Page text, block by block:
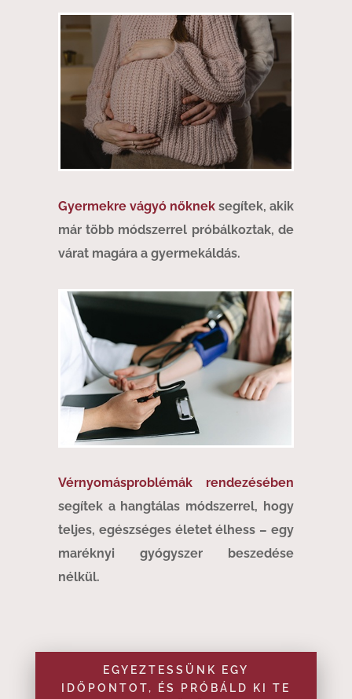
Gyermekre vágyó nőkneksegítek, akik
már több módszerrel próbálkoztak, de
várat magára a gyermekáldás.
Vérnyomásproblémák rendezésében
segítek a hangtálas módszerrel, hogy
teljes, egészséges életet élhess – egy
maréknyi gyógyszer beszedése
nélkül.
EGYEZTESSÜNK EGY
IDŐPONTOT, ÉS PRÓBÁLD KI TE